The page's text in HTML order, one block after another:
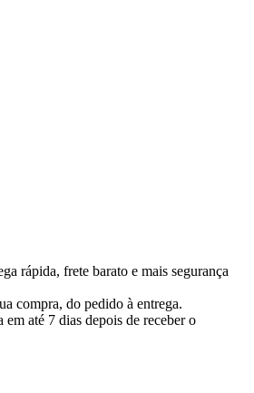
rápida, frete barato e mais segurança
compra, do pedido à entrega.
em até 7 dias depois de receber o